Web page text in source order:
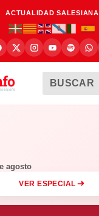
ACTUALIDAD SALESIANA
BUSCAR
agosto
VER ESPECIAL